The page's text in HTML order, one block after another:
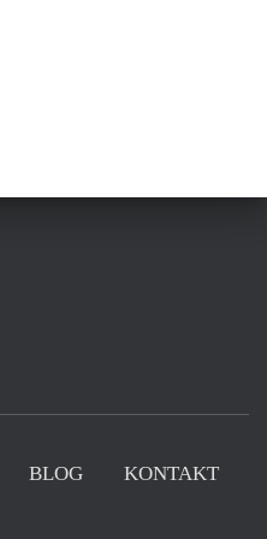
BLOG KONTAKT